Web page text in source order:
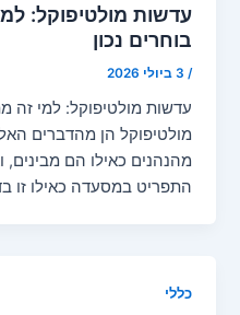
עדשות מולטיפוקל:
בוחרים נכון
/ 3 ביולי 2026
עדשות מולטיפוקל: למי זה
מולטיפוקל הן מהדברים
מהנהנים כאילו הם
התפריט במסעדה כאילו זו
כללי